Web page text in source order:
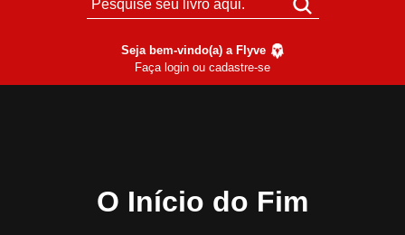
Seja bem-vindo(a) a Flyve
Faça login ou cadastre-se
O Início do Fim